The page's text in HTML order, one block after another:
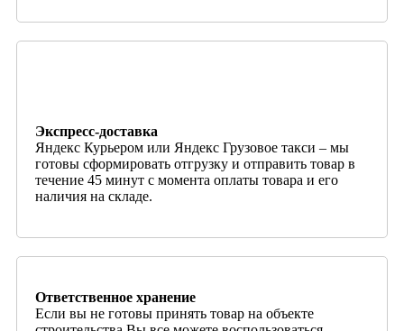
Экспресс-доставка
Яндекс Курьером или Яндекс Грузовое такси – мы
готовы сформировать отгрузку и отправить товар в
течение 45 минут с момента оплаты товара и его
наличия на складе.
Ответственное хранение
Если вы не готовы принять товар на объекте